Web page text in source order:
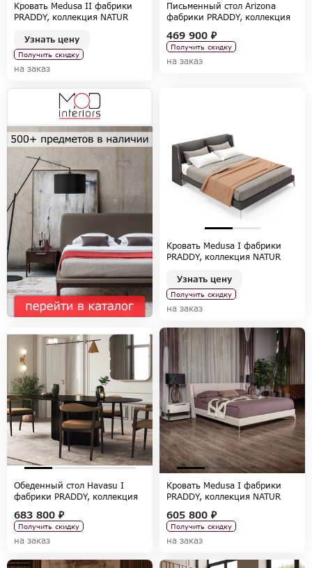
Кровать Medusa II фабрики
PRADDY, коллекция NATUR
Узнать цену
Получить скидку
на заказ
Письменный стол Arizona
фабрики PRADDY, коллекция
469 900 ₽
Получить скидку
на заказ
Кровать Medusa I фабрики
PRADDY, коллекция NATUR
Узнать цену
Получить скидку
на заказ
Обеденный стол Havasu I
фабрики PRADDY, коллекция
683 800 ₽
Получить скидку
на заказ
Кровать Medusa I фабрики
PRADDY, коллекция NATUR
605 800 ₽
Получить скидку
на заказ